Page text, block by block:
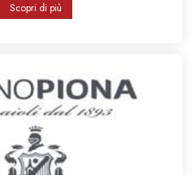
Scopri di più